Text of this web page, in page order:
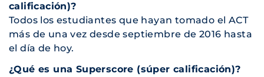
calificación)?
Todos los estudiantes que hayan tomado el ACT
más de una vez desde septiembre de 2016 hasta
el día de hoy.
¿Qué es una Superscore (súper calificación)?